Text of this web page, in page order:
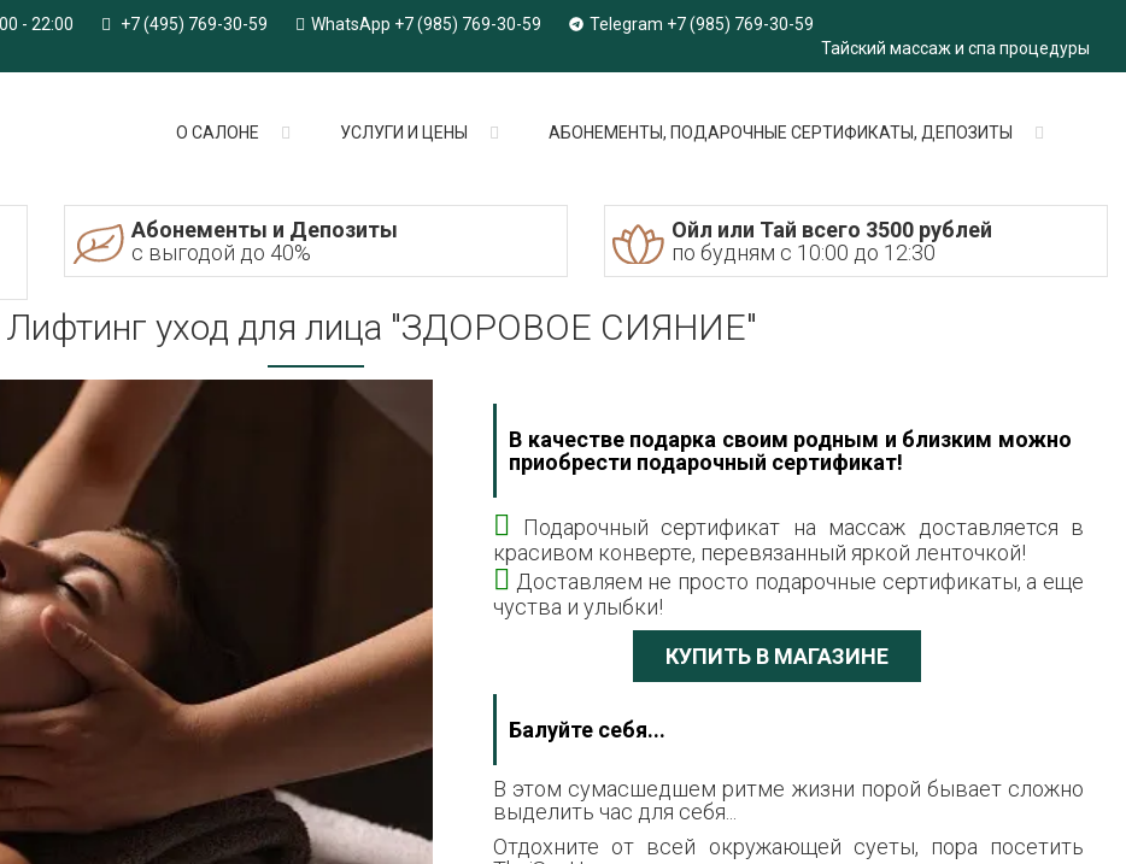
- 22:00 +7 (495) 769-30-59 WhatsApp +7 (985) 769-30-59
Telegram +7 (985) 769-30-59
Тайский массаж и спа процедуры
О САЛОНЕ УСЛУГИ И ЦЕНЫ АБОНЕМЕНТЫ, ПОДАРОЧНЫЕ СЕРТИФИКАТЫ, ДЕПОЗИТЫ
Абонементы и Депозиты
с выгодой до 40%
Ойл или Тай всего 3500 рублей
по будням с 10:00 до 12:30
Лифтинг уход для лица "ЗДОРОВОЕ СИЯНИЕ"
В качестве подарка своим родным и близким можно
приобрести подарочный сертификат!
Подарочный сертификат на массаж доставляется в
красивом конверте, перевязанный яркой ленточкой!
Доставляем не просто подарочные сертификаты, а еще
чуства и улыбки!
КУПИТЬ В МАГАЗИНЕ
Балуйте себя...
В этом сумасшедшем ритме жизни порой бывает сложно
выделить час для себя...
Отдохните от всей окружающей суеты, пора посетить